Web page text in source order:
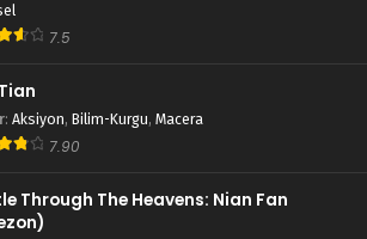
7.5
: Aksiyon, Bilim-Kurgu, Macera
7.90
Through The Heavens: Nian Fan